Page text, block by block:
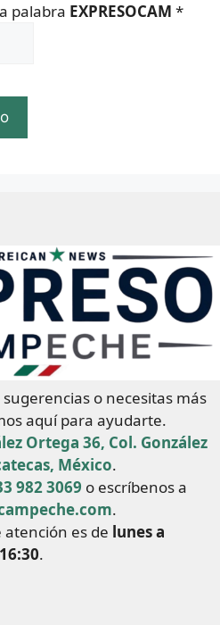
palabra EXPRESOCAM *
o necesitas más
aquí para ayudarte.
Ortega 36, Col. González
México.
982 3069 o escríbenos a
.
es de lunes a
.